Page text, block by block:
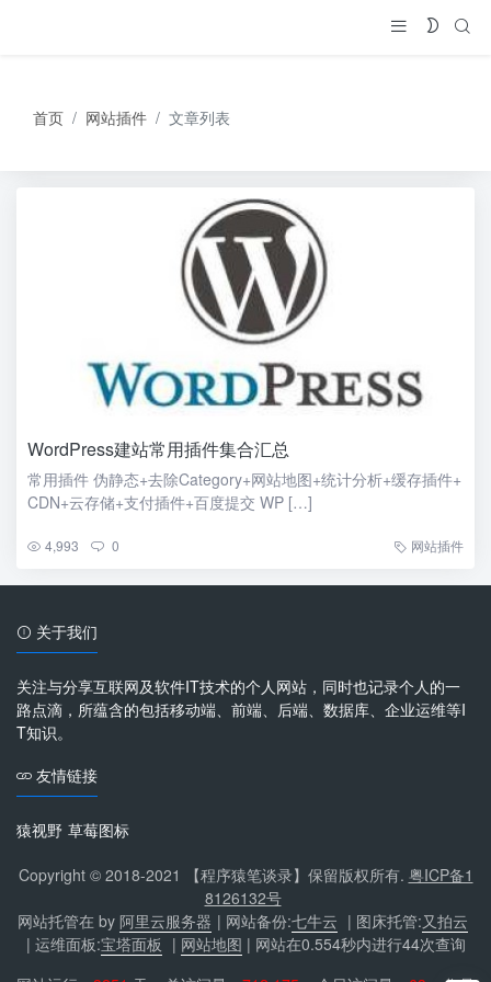
首页 网站插件 文章列表
WordPress建站常用插件集合汇总
常用插件 伪静态+去除Category+网站地图+统计分析+缓存插件+
CDN+云存储+支付插件+百度提交 WP […]
4,993 0 网站插件
关于我们
关注与分享互联网及软件IT技术的个人网站，同时也记录个人的一
路点滴，所蕴含的包括移动端、前端、后端、数据库、企业运维等I
T知识。
友情链接
猿视野 草莓图标
Copyright © 2018-2021 【程序猿笔谈录】保留版权所有. 粤ICP备1
8126132号
网站托管在 by 阿里云服务器 | 网站备份:七牛云 | 图床托管:又拍云
| 运维面板:宝塔面板 | 网站地图 | 网站在0.554秒内进行44次查询